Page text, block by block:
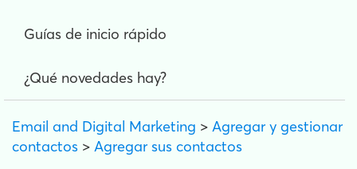
Guías de inicio rápido
¿Qué novedades hay?
Email and Digital Marketing > Agregar y gestionar
contactos > Agregar sus contactos